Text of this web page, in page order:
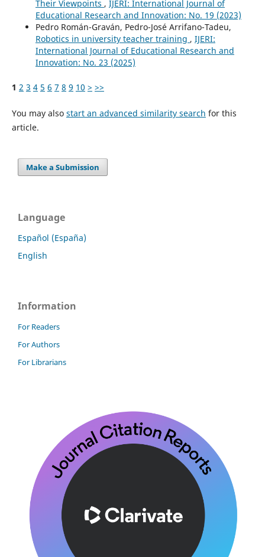
Their Viewpoints , IJERI: International Journal of
Educational Research and Innovation: No. 19 (2023)
Pedro Román-Graván, Pedro-José Arrifano-Tadeu,
Robotics in university teacher training , IJERI:
International Journal of Educational Research and
Innovation: No. 23 (2025)
1 2 3 4 5 6 7 8 9 10 > >>
You may also start an advanced similarity search for this
article.
Make a Submission
Language
Español (España)
English
Information
For Readers
For Authors
For Librarians